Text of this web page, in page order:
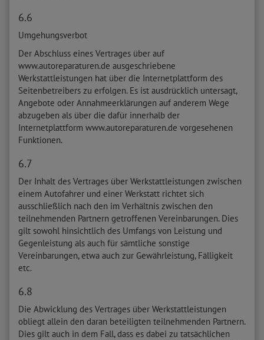
6.6
Umgehungsverbot
Der Abschluss eines Vertrages über auf
www.autoreparaturen.de ausgeschriebene
Werkstattleistungen hat über die Internetplattform des
Seitenbetreibers zu erfolgen. Es ist ausdrücklich untersagt,
Angebote oder Annahmeerklärungen auf anderem Wege
abzugeben als über die dafür innerhalb der
Internetplattform www.autoreparaturen.de vorgesehenen
Funktionen.
6.7
Der Inhalt des Vertrages über Werkstattleistungen zwischen
einem Autofahrer und einer Werkstatt richtet sich
ausschließlich nach den im Verhältnis zwischen den
teilnehmenden Partnern getroffenen Vereinbarungen. Dies
gilt sowohl hinsichtlich des Umfangs von Leistung und
Gegenleistung als auch für sämtliche sonstige
Vereinbarungen, etwa auch zur Gewährleistung, Fälligkeit
etc.
6.8
Die Abwicklung des Vertrages über Werkstattleistungen
obliegt allein den daran beteiligten teilnehmenden Partnern.
Dies gilt auch in dem Fall, dass es dabei zu tatsächlichen